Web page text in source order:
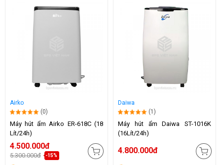
Airko
(0)
Máy hút ẩm Airko ER-618C (18
Lít/24h)
4.500.000đ
5.300.000đ -15%
Daiwa
(1)
Máy hút ẩm Daiwa ST-1016K
(16Lít/24h)
4.800.000đ